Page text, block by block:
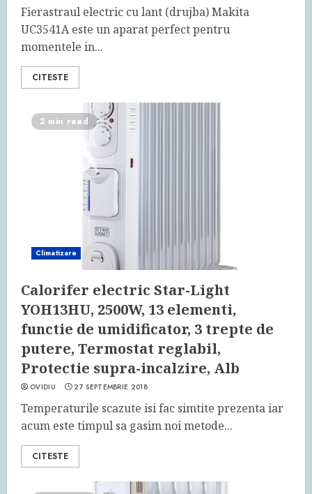
Fierastraul electric cu lant (drujba) Makita
UC3541A este un aparat perfect pentru
momentele in...
CITESTE
2 min read
Climatizare
Calorifer electric Star-Light
YOH13HU, 2500W, 13 elementi,
functie de umidificator, 3 trepte de
putere, Termostat reglabil,
Protectie supra-incalzire, Alb
OVIDIU 27 SEPTEMBRIE 2018
Temperaturile scazute isi fac simtite prezenta iar
acum este timpul sa gasim noi metode...
CITESTE